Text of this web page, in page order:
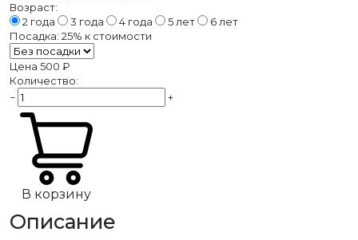
Возраст:
2 года
3 года 4 года 5 лет
6 лет
Посадка: 25% к стоимости
Цена 500 ₽
Количество:
−
+
В корзину
Описание